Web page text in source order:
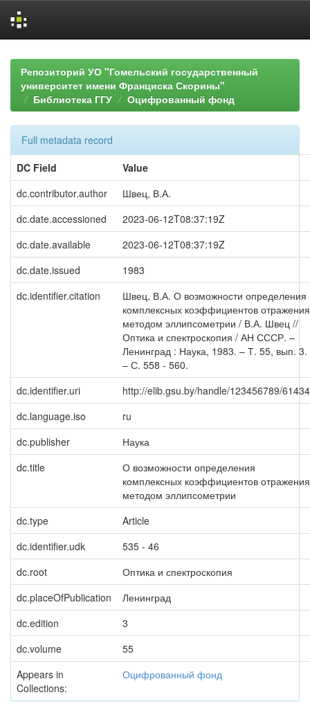
navigationРепозиторий УО "Гомельский государственный
университет имени Франциска Скорины"
Библиотека ГГУ
Оцифрованный фонд
Full metadata record
DC Field
Value
dc.contributor.author
Швец, В.А.
dc.date.accessioned
2023-06-12T08:37:19Z
dc.date.available
2023-06-12T08:37:19Z
dc.date.issued
1983
dc.identifier.citation
Швец, В.А. О возможности определения
комплексных коэффициентов отражения
методом эллипсометрии / В.А. Швец //
Оптика и спектроскопия / АН СССР. –
Ленинград : Наука, 1983. – Т. 55, вып. 3.
– С. 558 - 560.
dc.identifier.uri
http://elib.gsu.by/handle/123456789/61434
dc.language.iso
ru
dc.publisher
Наука
dc.title
О возможности определения
комплексных коэффициентов отражения
методом эллипсометрии
dc.type
Article
dc.identifier.udk
535 - 46
dc.root
Оптика и спектроскопия
dc.placeOfPublication
Ленинград
dc.edition
3
dc.volume
55
Appears in
Collections:
Оцифрованный фонд